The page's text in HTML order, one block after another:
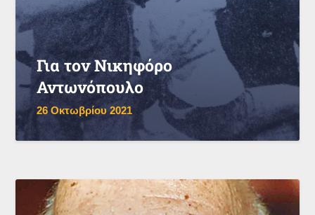
Για τον Νικηφόρο
Αντωνόπουλο
26 Οκτωβρίου 2021